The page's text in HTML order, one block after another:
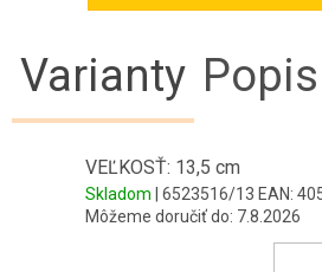
Varianty Popis
VEĽKOSŤ: 13,5 cm
Skladom | 6523516/13 EAN:
Môžeme doručiť do: 7.8.2026